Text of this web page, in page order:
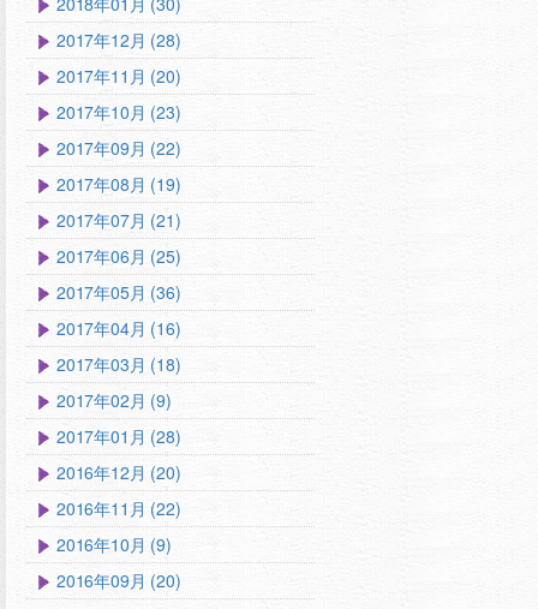
2017年12月 (28)
2017年11月 (20)
2017年10月 (23)
2017年09月 (22)
2017年08月 (19)
2017年07月 (21)
2017年06月 (25)
2017年05月 (36)
2017年04月 (16)
2017年03月 (18)
2017年02月 (9)
2017年01月 (28)
2016年12月 (20)
2016年11月 (22)
2016年10月 (9)
2016年09月 (20)